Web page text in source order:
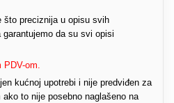
što preciznija u opisu svih
da su svi opisi
PDV-om.
kućnoj upotrebi i nije predviđen za
to nije posebno naglašeno na